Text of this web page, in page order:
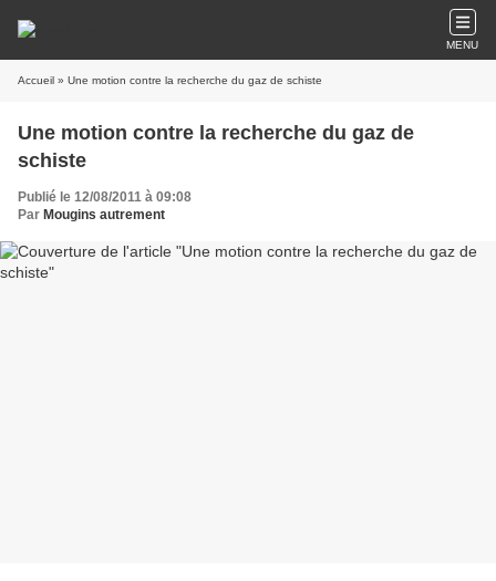
MENU
Accueil » Une motion contre la recherche du gaz de schiste
Une motion contre la recherche du gaz de
schiste
Publié le 12/08/2011 à 09:08
Par Mougins autrement